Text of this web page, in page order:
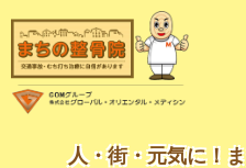
人・街・元気に！